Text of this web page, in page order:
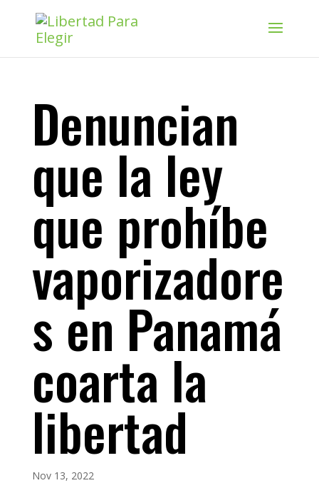
Denuncian
que la ley
que prohíbe
vaporizadore
s en Panamá
coarta la
libertad
Nov 13, 2022